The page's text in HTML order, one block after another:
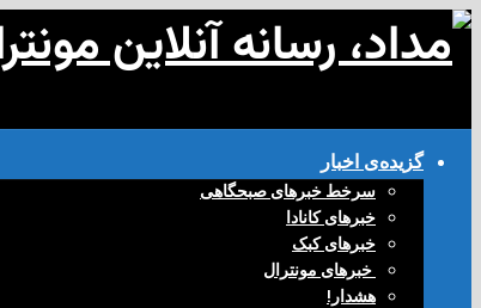
گزیده‌ی‌ اخبار
سرخط خبرهای صبحگاهی
خبرهای کانادا
خبرهای کبک
‌ خبرهای مونترال
هشدار!